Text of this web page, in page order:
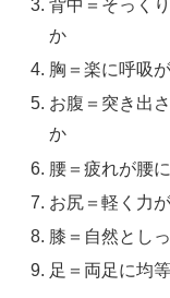
背中＝そっく
か
胸＝楽に呼吸
お腹＝突き出
か
腰＝疲れが腰
お尻＝軽く力
膝＝自然とし
足＝両足に均